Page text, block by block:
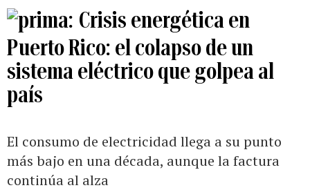
Crisis energética en
Puerto Rico: el colapso de un
sistema eléctrico que golpea al
país
El consumo de electricidad llega a su punto
más bajo en una década, aunque la factura
continúa al alza